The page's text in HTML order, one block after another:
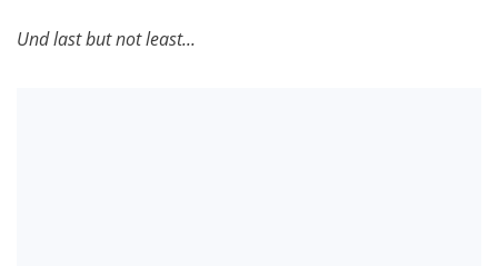
Und last but not least...